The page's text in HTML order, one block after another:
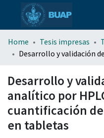
menu.section.about_menu
Home Tesis impresas
Desarrollo y
analítico por
cuantificación
en tabletas